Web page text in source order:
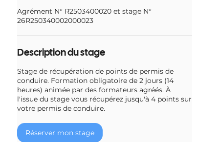
Agrément N° R2503400020 et stage N°
26R250340002000023
Description du stage
Stage de récupération de points de permis de
conduire. Formation obligatoire de 2 jours (14
heures) animée par des formateurs agréés. À
l'issue du stage vous récupérez jusqu'à 4 points sur
votre permis de conduire.
Réserver mon stage